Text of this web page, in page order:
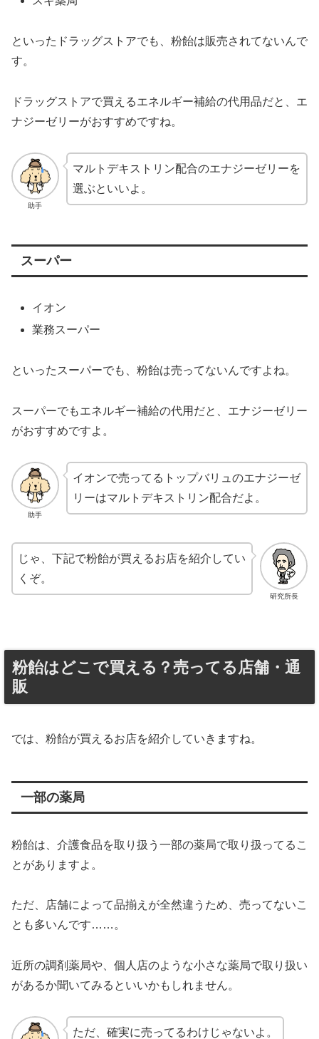
といったドラッグストアでも、粉飴は販売されてないんで
す。
ドラッグストアで買えるエネルギー補給の代用品だと、エ
ナジーゼリーがおすすめですね。
助手
マルトデキストリン配合のエナジーゼリーを
選ぶといいよ。
スーパー
イオン
業務スーパー
といったスーパーでも、粉飴は売ってないんですよね。
スーパーでもエネルギー補給の代用だと、エナジーゼリー
がおすすめですよ。
助手
イオンで売ってるトップバリュのエナジーゼ
リーはマルトデキストリン配合だよ。
研究所長
じゃ、下記で粉飴が買えるお店を紹介してい
くぞ。
粉飴はどこで買える？売ってる店舗・通
販
では、粉飴が買えるお店を紹介していきますね。
一部の薬局
粉飴は、介護食品を取り扱う一部の薬局で取り扱ってるこ
とがありますよ。
ただ、店舗によって品揃えが全然違うため、売ってないこ
とも多いんです……。
近所の調剤薬局や、個人店のような小さな薬局で取り扱い
があるか聞いてみるといいかもしれません。
ただ、確実に売ってるわけじゃないよ。